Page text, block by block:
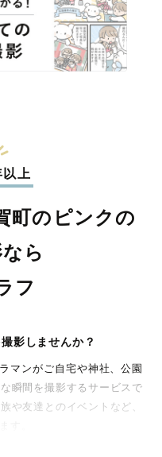
以上
町のピンクの
ら
フ
影しませんか？
マンがご自宅や神社、公園
瞬間を撮影するサービスで
や友達とのイベントなど、